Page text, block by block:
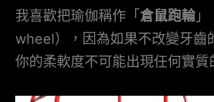
我喜歡把瑜伽稱作「倉鼠跑輪」
wheel），因為如果不改變牙齒
你的柔軟度不可能出現任何實質